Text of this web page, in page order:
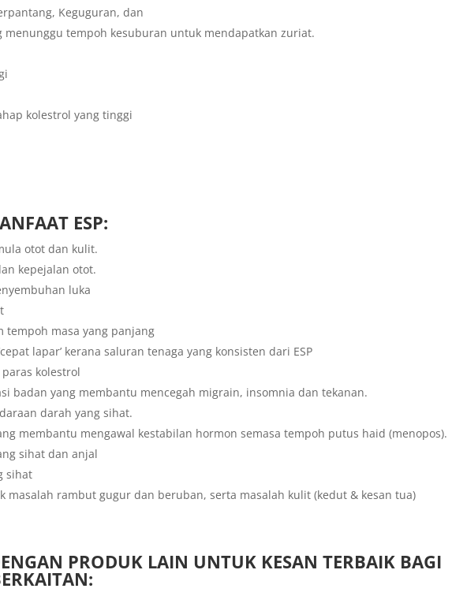
Keguguran, dan
menunggu tempoh kesuburan untuk mendapatkan zuriat.
kolestrol yang tinggi
ESP:
otot dan kulit.
kepejalan otot.
luka
tempoh masa yang panjang
lapar’ kerana saluran tenaga yang konsisten dari ESP
kolestrol
badan yang membantu mencegah migrain, insomnia dan tekanan.
darah yang sihat.
membantu mengawal kestabilan hormon semasa tempoh putus haid (menopos).
sihat dan anjal
sihat
masalah rambut gugur dan beruban, serta masalah kulit (kedut & kesan tua)
PRODUK LAIN UNTUK KESAN TERBAIK BAGI